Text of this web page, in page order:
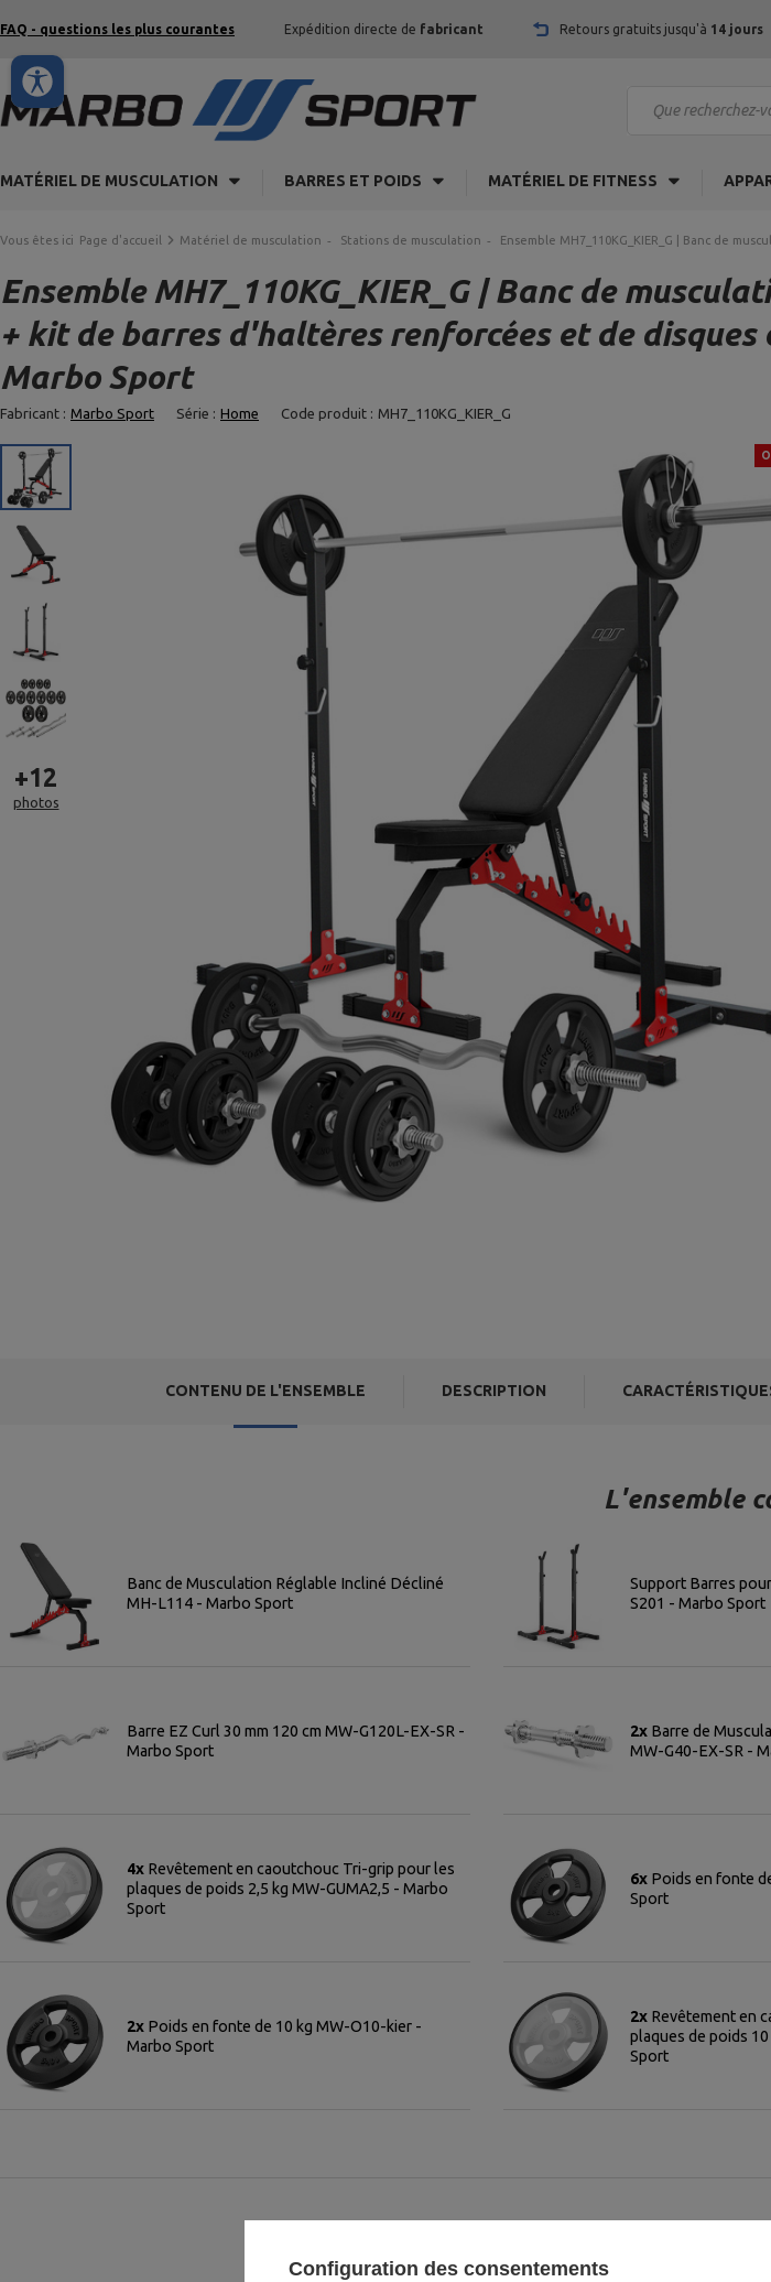
FAQ - questions les plus courantes Expédition directe de fabricant Retours gratuits jusqu'à 14 jours
MATÉRIEL DE MUSCULATION BARRES ET POIDS MATÉRIEL DE FITNESS
Vous êtes ici Page d'accueil Matériel de musculation Stations de musculation Ensemble MH7_110KG_KIER_G | Banc de
Ensemble MH7_110KG_KIER_G | Banc de
+ kit de barres d'haltères renforcées et de
Marbo Sport
Fabricant : Marbo Sport Série : Home Code produit : MH7_110KG_KIER_G
+12
photos
CONTENU DE L'ENSEMBLE DESCRIPTION
L'ensemble
Banc de Musculation Réglable Incliné Décliné
MH-L114 - Marbo Sport
Support Barres
S201 - Marbo Sport
Barre EZ Curl 30 mm 120 cm MW-G120L-EX-SR -
Marbo Sport
2x Barre de
MW-G40-EX-SR -
4x Revêtement en caoutchouc Tri-grip pour les
plaques de poids 2,5 kg MW-GUMA2,5 - Marbo
Sport
6x Poids en fonte
Sport
2x Poids en fonte de 10 kg MW-O10-kier -
Marbo Sport
2x Revêtement en
plaques de poids
Sport
Configuration des consentements